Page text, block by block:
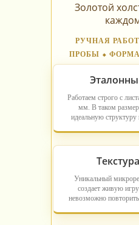
Золотой
РУЧНАЯ
ПРОБЫ ⬥
Работаем строго с
мм. В таком
идеальную
Уникальный
создает живую
невозможно